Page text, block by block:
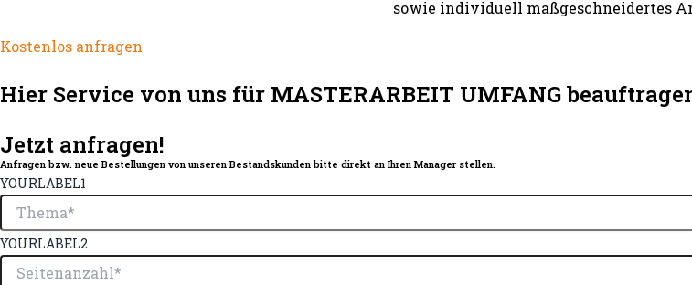
sowie individuell maßgeschneidertes
Kostenlos anfragen
Hier Service von uns für MASTERARBEIT UMFANG
Jetzt anfragen!
Anfragen bzw. neue Bestellungen von unseren Bestandskunden bitte direkt an Ihren Manager stellen.
YOURLABEL1
YOURLABEL2